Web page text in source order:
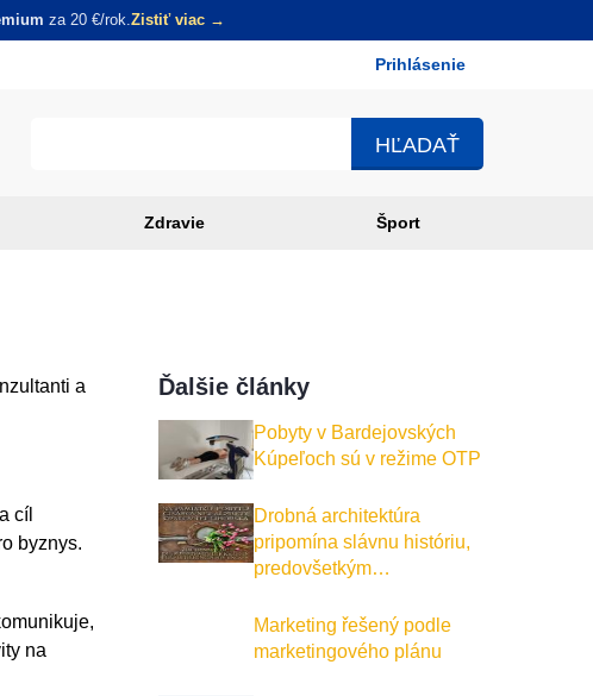
za 20 €/rok.Zistiť viac →
menu
Prihlásenie
Zdravie Šport
a
cíl
byznys.
na
Ďalšie články
Pobyty v Bardejovských
Kúpeľoch sú v režime OTP
Drobná architektúra
pripomína slávnu históriu,
predovšetkým…
Marketing řešený podle
marketingového plánu